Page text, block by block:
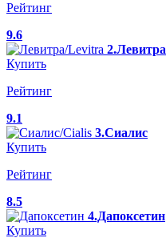
Рейтинг
9.6
2.Левитра
Купить
Рейтинг
9.1
3.Сиалис
Купить
Рейтинг
8.5
4.Дапоксетин
Купить